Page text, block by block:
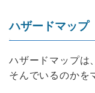
ハザードマップ
ハザードマップは
そんでいるのかを